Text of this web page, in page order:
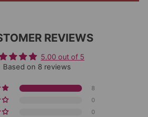
REVIEWS
5.00 out of 5
Based on 8 reviews
8
0
0